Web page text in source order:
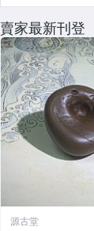
賣家最新刊登
源古堂